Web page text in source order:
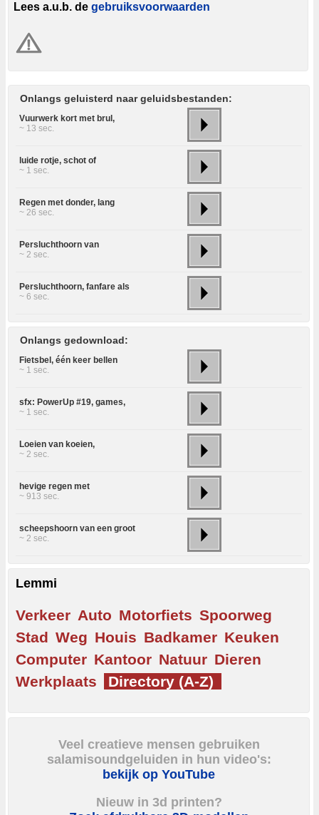
Lees a.u.b. de gebruiksvoorwaarden
Onlangs geluisterd naar geluidsbestanden:
Vuurwerk kort met brul,
~ 13 sec.
luide rotje, schot of
~ 1 sec.
Regen met donder, lang
~ 26 sec.
Persluchthoorn van
~ 2 sec.
Persluchthoorn, fanfare als
~ 6 sec.
Onlangs gedownload:
Fietsbel, één keer bellen
~ 1 sec.
sfx: PowerUp #19, games,
~ 1 sec.
Loeien van koeien,
~ 2 sec.
hevige regen met
~ 913 sec.
scheepshoorn van een groot
~ 2 sec.
Lemmi
Verkeer Auto Motorfiets Spoorweg
Stad Weg Houis Badkamer Keuken
Computer Kantoor Natuur Dieren
Werkplaats
Directory (A-Z)
Veel creatieve mensen gebruiken
salamisoundgeluiden in hun video's:
bekijk op YouTube
Nieuw in 3d printen?